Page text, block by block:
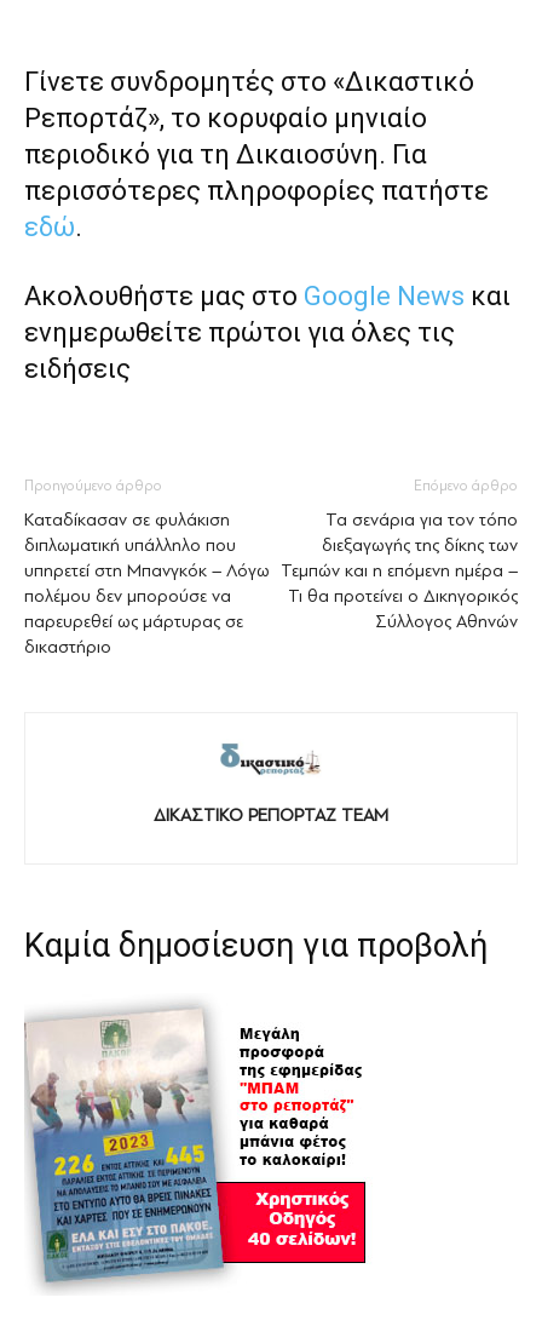
Γίνετε συνδρομητές στο «Δικαστικό
Ρεπορτάζ», το κορυφαίο μηνιαίο
περιοδικό για τη Δικαιοσύνη. Για
περισσότερες πληροφορίες πατήστε
εδώ.
Ακολουθήστε μας στο Google News και
ενημερωθείτε πρώτοι για όλες τις
ειδήσεις
Προηγούμενο άρθρο
Καταδίκασαν σε φυλάκιση
διπλωματική υπάλληλο που
υπηρετεί στη Μπανγκόκ – Λόγω
πολέμου δεν μπορούσε να
παρευρεθεί ως μάρτυρας σε
δικαστήριο
Επόμενο άρθρο
Τα σενάρια για τον τόπο
διεξαγωγής της δίκης των
Τεμπών και η επόμενη ημέρα –
Τι θα προτείνει ο Δικηγορικός
Σύλλογος Αθηνών
ΔΙΚΑΣΤΙΚΟ ΡΕΠΟΡΤΑΖ TEAM
Καμία δημοσίευση για προβολή